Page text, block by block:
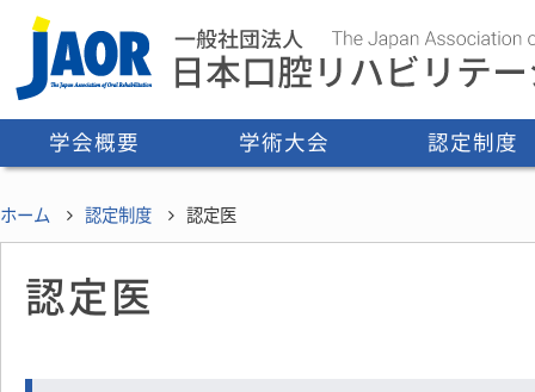
学会概要 学術大会 認定制度
ホーム
認定制度 認定医
認定医